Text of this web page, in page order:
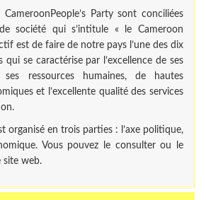
Party sont conciliées
société qui s’intitule « le Cameroon
est de faire de notre pays l’une des dix
qui se caractérise par l’excellence de ses
ressources humaines, de hautes
et l’excellente qualité des services
organisé en trois parties : l’axe politique,
Vous pouvez le consulter ou le
site web.